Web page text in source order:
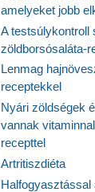
amelyeket jobb
A testsúlykontroll
zöldborsósaláta-
Lenmag
receptekkel
Nyári zöldségek
vannak
recepttel
Artritiszdiéta